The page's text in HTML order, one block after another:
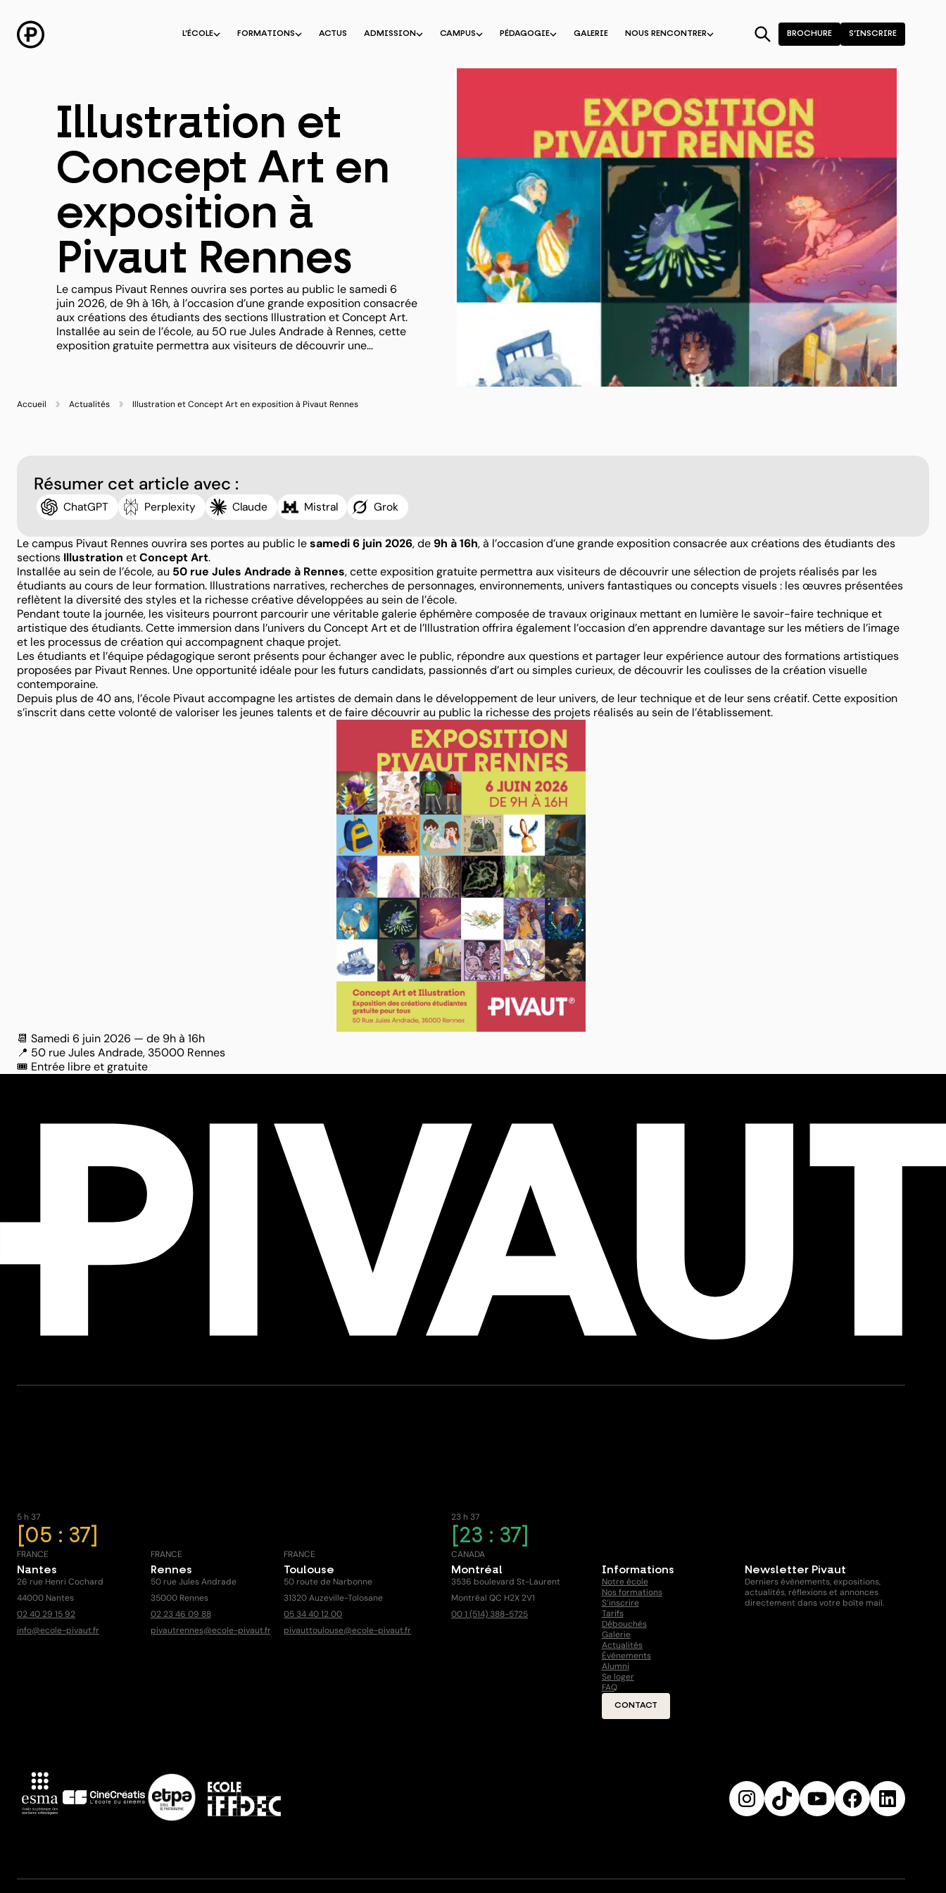
contenu
L’ÉCOLE FORMATIONS ACTUS ADMISSION CAMPUS PÉDAGOGIE GALERIE NOUS RENCONTRER BROCHURE S’INSCRIRE
Illustration et
Concept Art en
exposition à
Pivaut Rennes
Le campus Pivaut Rennes ouvrira ses portes au public le samedi 6
juin 2026, de 9h à 16h, à l’occasion d’une grande exposition consacrée
aux créations des étudiants des sections Illustration et Concept Art.
Installée au sein de l’école, au 50 rue Jules Andrade à Rennes, cette
exposition gratuite permettra aux visiteurs de découvrir une…
Accueil Actualités Illustration et Concept Art en exposition à Pivaut Rennes
Résumer cet article avec :
ChatGPT Perplexity Claude Mistral Grok
Le campus Pivaut Rennes ouvrira ses portes au public lesamedi 6 juin 2026, de 9h à 16h, à l’occasion d’une grande exposition consacrée aux créations des étudiants des
sections Illustration etConcept Art.
Installée au sein de l’école, au 50 rue Jules Andrade à Rennes, cette exposition gratuite permettra aux visiteurs de découvrir une sélection de projets réalisés par les
étudiants au cours de leur formation. Illustrations narratives, recherches de personnages, environnements, univers fantastiques ou concepts visuels : les œuvres présentées
reflètent la diversité des styles et la richesse créative développées au sein de l’école.
Pendant toute la journée, les visiteurs pourront parcourir une véritable galerie éphémère composée de travaux originaux mettant en lumière le savoir-faire technique et
artistique des étudiants. Cette immersion dans l’univers du Concept Art et de l’Illustration offrira également l’occasion d’en apprendre davantage sur les métiers de l’image
et les processus de création qui accompagnent chaque projet.
Les étudiants et l’équipe pédagogique seront présents pour échanger avec le public, répondre aux questions et partager leur expérience autour des formations artistiques
proposées par Pivaut Rennes. Une opportunité idéale pour les futurs candidats, passionnés d’art ou simples curieux, de découvrir les coulisses de la création visuelle
contemporaine.
Depuis plus de 40 ans, l’école Pivaut accompagne les artistes de demain dans le développement de leur univers, de leur technique et de leur sens créatif. Cette exposition
s’inscrit dans cette volonté de valoriser les jeunes talents et de faire découvrir au public la richesse des projets réalisés au sein de l’établissement.
📆 Samedi 6 juin 2026 — de 9h à 16h
📍 50 rue Jules Andrade, 35000 Rennes
🎟️ Entrée libre et gratuite
5 h 37
05 : 37
23 h 37
23 : 37
FRANCE
Nantes
26 rue Henri Cochard
44000 Nantes
02 40 29 15 92
info@ecole-pivaut.fr
FRANCE
Rennes
50 rue Jules Andrade
35000 Rennes
02 23 46 09 88
pivautrennes@ecole-pivaut.fr
FRANCE
Toulouse
50 route de Narbonne
31320 Auzeville-Tolosane
05 34 40 12 00
pivauttoulouse@ecole-pivaut.fr
CANADA
Montréal
3536 boulevard St-Laurent
Montréal QC H2X 2V1
00 1 (514) 388-5725
Informations
Notre école
Nos formations
S’inscrire
Tarifs
Débouchés
Galerie
Actualités
Événements
Alumni
Se loger
FAQ
CONTACT
Newsletter Pivaut
Derniers évènements, expositions,
actualités, réflexions et annonces
directement dans votre boîte mail.
Instagram
TikTokYouTube
Facebook